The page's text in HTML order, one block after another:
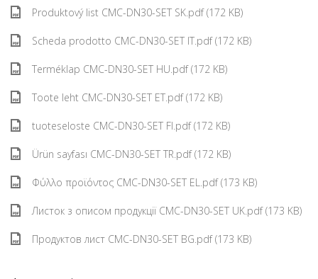
Produktový list CMC-DN30-SET SK.pdf (172 KB)
Scheda prodotto CMC-DN30-SET IT.pdf (172 KB)
Terméklap CMC-DN30-SET HU.pdf (172 KB)
Toote leht CMC-DN30-SET ET.pdf (172 KB)
tuoteseloste CMC-DN30-SET FI.pdf (172 KB)
Ürün sayfası CMC-DN30-SET TR.pdf (172 KB)
Φύλλο προϊόντος CMC-DN30-SET EL.pdf (173 KB)
Листок з описом продукції CMC-DN30-SET UK.pdf (173 KB)
Продуктов лист CMC-DN30-SET BG.pdf (173 KB)